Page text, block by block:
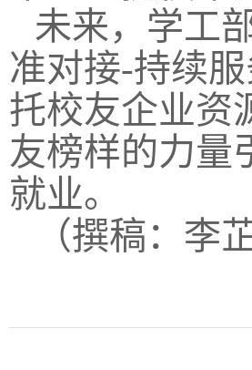
未来，学工
准对接-持续
托校友企业资
友榜样的力量
就业。
（撰稿：李